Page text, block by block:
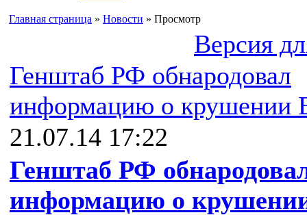
Главная страница » Новости » Просмотр
Версия
Генштаб РФ обнародовал
информацию о крушении
21.07.14 17:22
Генштаб РФ
информацию о